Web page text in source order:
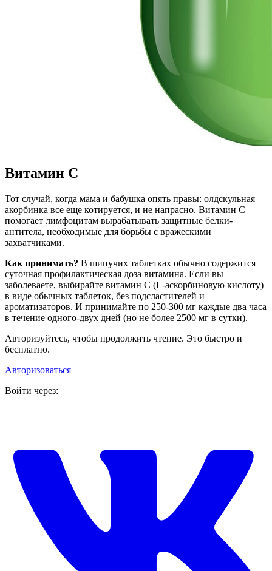
Витамин С
Тот случай, когда мама и бабушка опять правы: олдскульная
акорбинка все еще котируется, и не напрасно. Витамин С
помогает лимфоцитам вырабатывать защитные белки-
антитела, необходимые для борьбы с вражескими
захватчиками.
Как принимать? В шипучих таблетках обычно содержится
суточная профилактическая доза витамина. Если вы
заболеваете, выбирайте витамин С (L‑аскорбиновую кислоту)
в виде обычных таблеток, без подсластителей и
ароматизаторов. И принимайте по 250‑300 мг каждые два часа
в течение одного-двух дней (но не более 2500 мг в сутки).
Авторизуйтесь, чтобы продолжить чтение. Это быстро и
бесплатно.
Авторизоваться
Войти через: